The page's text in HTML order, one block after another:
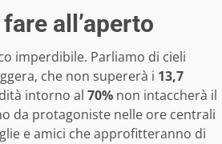
all’aperto
imperdibile. Parliamo di cieli
che non supererà i 13,7
intorno al 70% non intaccherà il
da protagoniste nelle ore centrali
e amici che approfitteranno di